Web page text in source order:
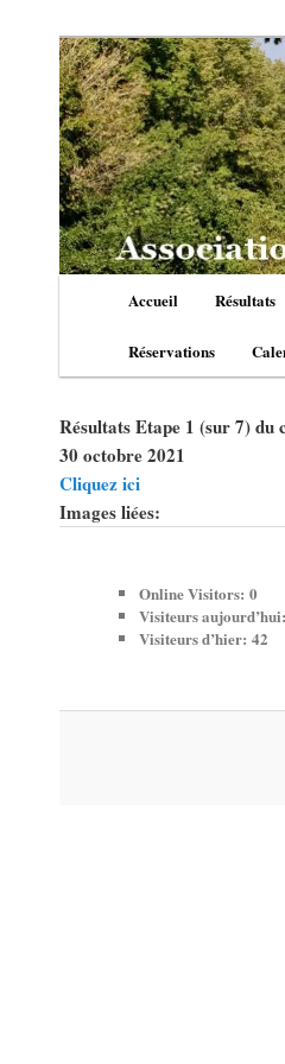
Accueil Résultats
Réservations
Résultats Etape 1 (sur 7) du
30 octobre 2021
Cliquez ici
Images liées:
Online Visitors:0
Visiteurs
Visiteurs d’hier:42